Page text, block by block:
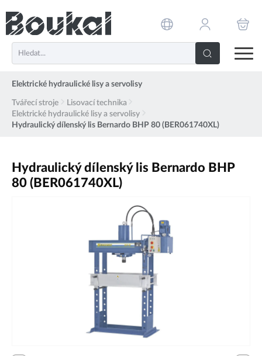
Elektrické hydraulické lisy a servolisy
Tvářecí stroje
Lisovací technika
Elektrické hydraulické lisy a servolisy
Hydraulický dílenský lis Bernardo BHP 80 (BER061740XL)
Hydraulický dílenský lis Bernardo BHP
80 (BER061740XL)